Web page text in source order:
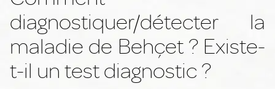
diagnostiquer/détecter la
maladie de Behçet ? Existe-
t-il un test diagnostic ?